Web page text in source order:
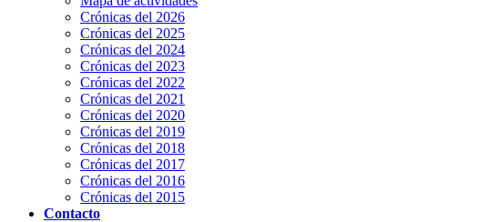
Crónicas del 2026
Crónicas del 2025
Crónicas del 2024
Crónicas del 2023
Crónicas del 2022
Crónicas del 2021
Crónicas del 2020
Crónicas del 2019
Crónicas del 2018
Crónicas del 2017
Crónicas del 2016
Crónicas del 2015
Contacto